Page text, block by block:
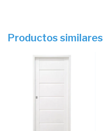
Productos similares